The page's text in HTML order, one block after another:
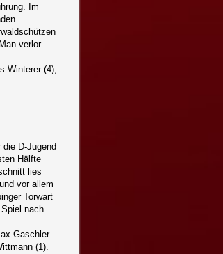
Im
verlor
Winterer (4),
D-Jugend
Hälfte
lies
vor allem
Torwart
nach
Gaschler
(1).